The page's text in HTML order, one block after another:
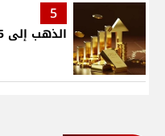
5
الذهب إلى 5 آلاف دولار في 2027؟